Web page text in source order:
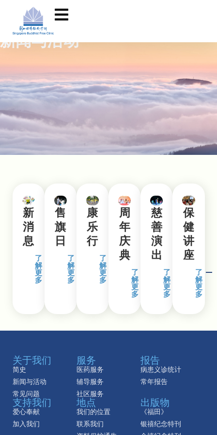
新闻与活动
新
消
息
了
解
更
多
售
旗
日
了
解
更
多
康
乐
行
了
解
更
多
周
年
庆
典
了
解
更
多
慈
善
演
出
了
解
更
多
保
健
讲
座
了
解
更
多
关于我们
简史
新闻与活动
常见问题
服务
医药服务
辅导服务
社区服务
报告
病患义诊统计
常年报告
支持我们
爱心奉献
加入我们
地点
我们的位置
联系我们
出版物
《福田》
银禧纪念特刊